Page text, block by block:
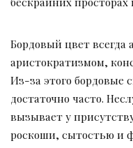
Бордовый цвет всегда
аристократизмом,
Из-за этого бордовые
достаточно часто.
вызывает у
роскоши, сытостью и